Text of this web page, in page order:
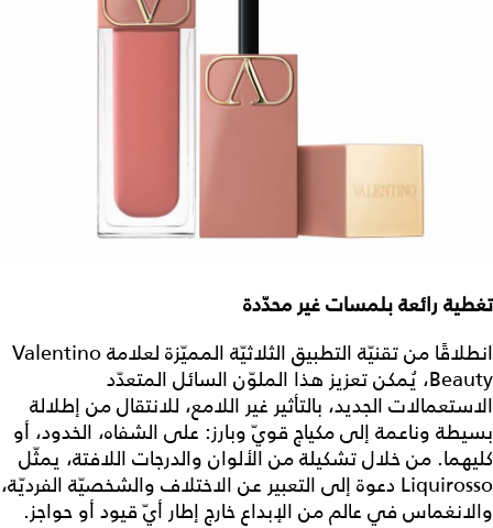
تغطية رائعة بلمسات غير محدّدة
انطلاقًا من تقنيّة التطبيق الثلاثيّة المميّزة لعلامة Valentino
Beauty، يُمكن تعزيز هذا الملوّن السائل المتعدّد
الاستعمالات الجديد، بالتأثير غير اللامع، للانتقال من إطلالة
بسيطة وناعمة إلى مكياج قويّ وبارز: على الشفاه، الخدود، أو
كليهما. من خلال تشكيلة من الألوان والدرجات اللافتة، يمثّل
Liquirosso دعوة إلى التعبير عن الاختلاف والشخصيّة الفرديّة،
والانغماس في عالم من الإبداع خارج إطار أيّ قيود أو حواجز.